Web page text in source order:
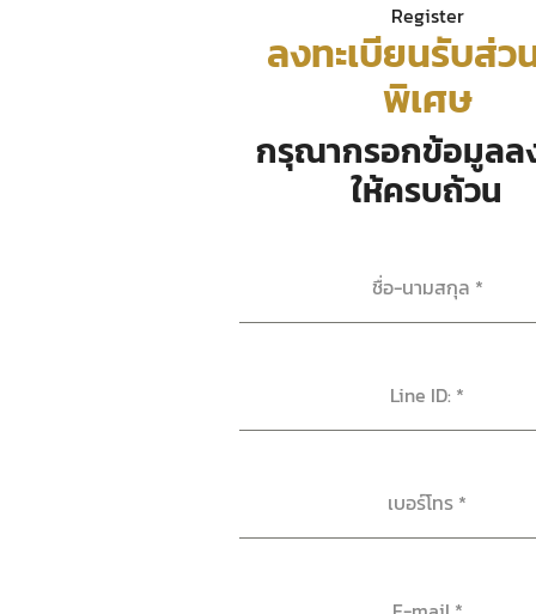
Register
ลงทะเบียนรับส่
พิเศษ
กรุณากรอกข้อมูลล
ให้ครบถ้วน
ชื่อ-นามสกุล *
Line ID: *
เบอร์โทร *